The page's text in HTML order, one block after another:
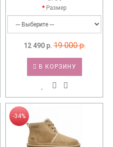
Размер
12 490 р. 19 000 р.
В КОРЗИНУ
-34%